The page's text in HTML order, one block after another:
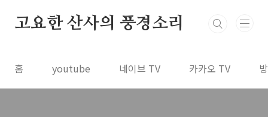
고요한 산사의 풍경소리
홈 youtube 네이브 TV 카카오 TV